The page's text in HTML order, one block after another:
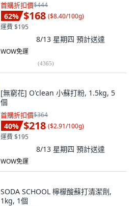
首購折扣價$444
62% $168 ($8.40/100g)
運費 $195
8/13 星期四 預計送達
WOW免運
(4365)
[無窮花] O'clean 小蘇打粉, 1.5kg, 5
個
首購折扣價$364
40% $218 ($2.91/100g)
運費 $195
8/13 星期四 預計送達
WOW免運
SODA SCHOOL 檸檬酸蘇打清潔劑,
1kg, 1個